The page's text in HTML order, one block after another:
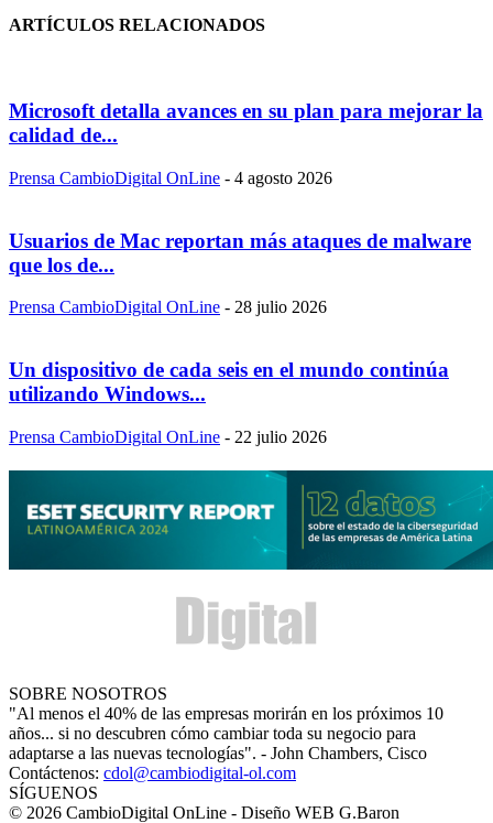
ARTÍCULOS RELACIONADOS
Microsoft detalla avances en su plan para mejorar la
calidad de...
Prensa CambioDigital OnLine - 4 agosto 2026
Usuarios de Mac reportan más ataques de malware
que los de...
Prensa CambioDigital OnLine - 28 julio 2026
Un dispositivo de cada seis en el mundo continúa
utilizando Windows...
Prensa CambioDigital OnLine - 22 julio 2026
SOBRE NOSOTROS
"Al menos el 40% de las empresas morirán en los próximos 10
años... si no descubren cómo cambiar toda su negocio para
adaptarse a las nuevas tecnologías". - John Chambers, Cisco
Contáctenos: cdol@cambiodigital-ol.com
SÍGUENOS
© 2026 CambioDigital OnLine - Diseño WEB G.Baron